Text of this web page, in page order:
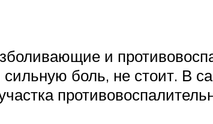
и
боль, не стоит. В